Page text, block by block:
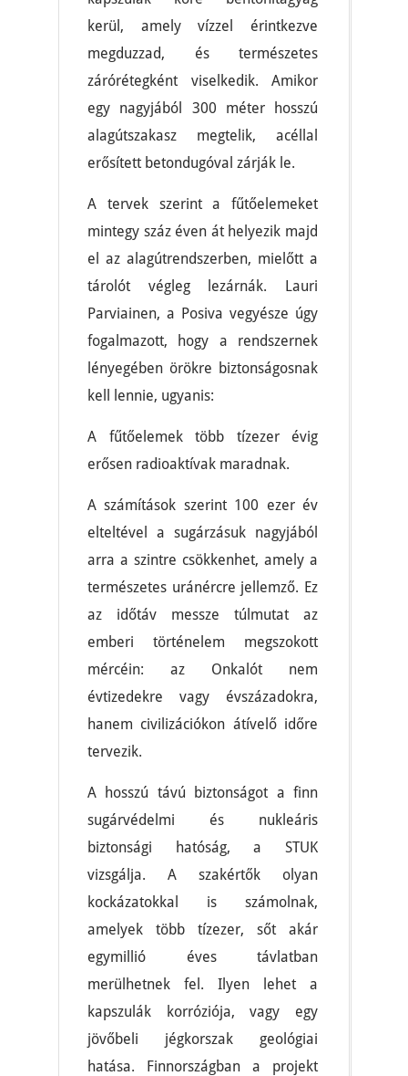
kerül, amely vízzel érintkezve
megduzzad, és természetes
zárórétegként viselkedik. Amikor
egy nagyjából 300 méter hosszú
alagútszakasz megtelik, acéllal
erősített betondugóval zárják le.
A tervek szerint a fűtőelemeket
mintegy száz éven át helyezik majd
el az alagútrendszerben, mielőtt a
tárolót végleg lezárnák. Lauri
Parviainen, a Posiva vegyésze úgy
fogalmazott, hogy a rendszernek
lényegében örökre biztonságosnak
kell lennie, ugyanis:
A fűtőelemek több tízezer évig
erősen radioaktívak maradnak.
A számítások szerint 100 ezer év
elteltével a sugárzásuk nagyjából
arra a szintre csökkenhet, amely a
természetes uránércre jellemző. Ez
az időtáv messze túlmutat az
emberi történelem megszokott
mércéin: az Onkalót nem
évtizedekre vagy évszázadokra,
hanem civilizációkon átívelő időre
tervezik.
A hosszú távú biztonságot a finn
sugárvédelmi és nukleáris
biztonsági hatóság, a STUK
vizsgálja. A szakértők olyan
kockázatokkal is számolnak,
amelyek több tízezer, sőt akár
egymillió éves távlatban
merülhetnek fel. Ilyen lehet a
kapszulák korróziója, vagy egy
jövőbeli jégkorszak geológiai
hatása. Finnországban a projekt